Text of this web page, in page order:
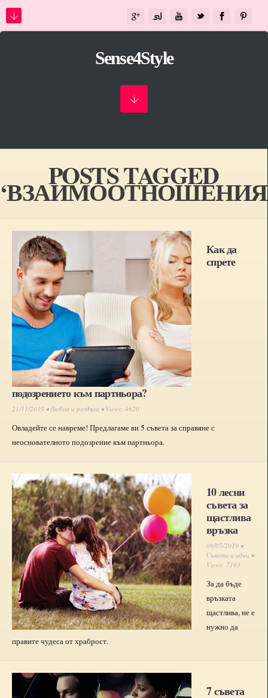
Sense4Style
POSTS TAGGED
Как да
спрете
подозрението към партньора?
21/11/2019 •Любов и раздяла • Views: 4620
Овладейте се навреме! Предлагаме ви 5 съвета за справяне с
неоснователното подозрение към партньора.
10 лесни
съвета за
щастлива
връзка
09/05/2019 •
Съвети и идеи •
Views: 7163
За да бъде
връзката
щастлива, не е
нужно да
правите чудеса от храброст.
7 съвета